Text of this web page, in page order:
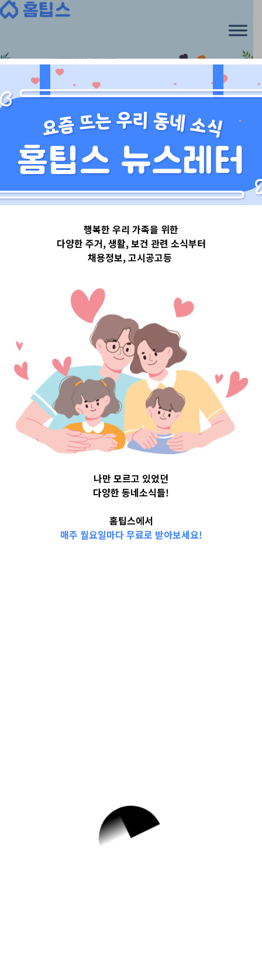
Skip
경기도
경기도성남시
Top 3 및 주간 소
식 – 20230911
2023-09-11
readybaby-admin
예방 무료접종 일정
및 지정의료기관 안
행복한 우리 가족을 위한
다양한 주거, 생활, 보건 관련 소식부터
채용정보, 고시공고등
나만 모르고 있었던
다양한 동네소식들!
홈팁스에서
매주 월요일마다 무료로 받아보세요!